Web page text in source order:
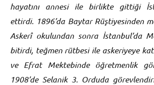
hayatını annesi ile birlikte gittiği
ettirdi. 1896’da Baytar Rüştiyesinden
Askerî okulundan sonra İstanbul’da
bitirdi, teğmen rütbesi ile askeriyeye
ve Efrat Mektebinde öğretmenlik
1908’de Selanik 3. Orduda